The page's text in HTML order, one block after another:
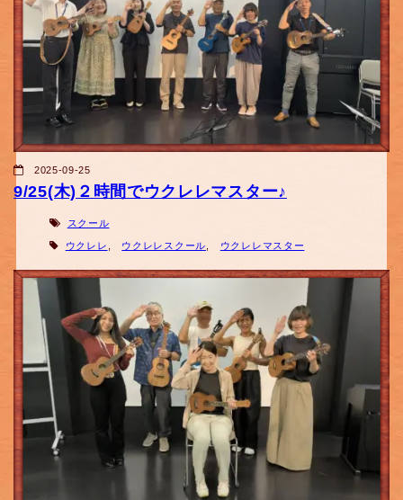
2025-09-25
9/25(木)２時間でウクレレマスター♪
スクール
ウクレレ ウクレレスクール ウクレレマスター